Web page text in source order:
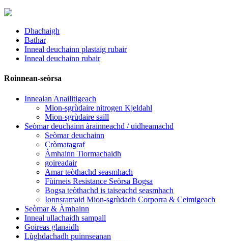
Dhachaigh
Bathar
Inneal deuchainn plastaig rubair
Inneal deuchainn rubair
Roinnean-seòrsa
Innealan Anailitigeach
Mion-sgrùdaire nitrogen Kjeldahl
Mion-sgrùdaire saill
Seòmar deuchainn àrainneachd / uidheamachd
Seòmar deuchainn
Cròmatagraf
Àmhainn Tiormachaidh
goireadair
Amar teòthachd seasmhach
Fùirneis Resistance Seòrsa Bogsa
Bogsa teòthachd is taiseachd seasmhach
Ionnsramaid Mion-sgrùdadh Corporra & Ceimigeach
Seòmar & Àmhainn
Inneal ullachaidh sampall
Goireas glanaidh
Lùghdachadh puinnseanan